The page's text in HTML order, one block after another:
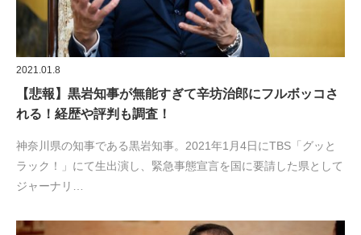
2021.01.8
【悲報】黒岩知事が無能すぎて辛坊治郎にフルボッコさ
れる！経歴や評判も調査！
神奈川県の知事である黒岩知事。2021年1月4日にTBS「グッと
ラック！」にて生出演し、緊急事態宣言を国に要請した県として
ジャーナリ…